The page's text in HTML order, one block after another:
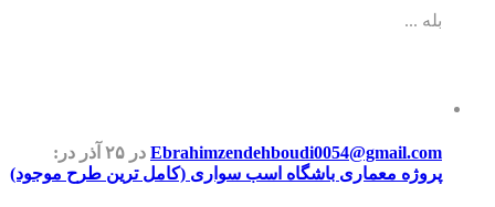
بله ...
Ebrahimzendehboudi0054@gmail.com در ۲۵ آذر
در:
پروژه معماری باشگاه اسب سواری (کامل ترین طرح موجود)